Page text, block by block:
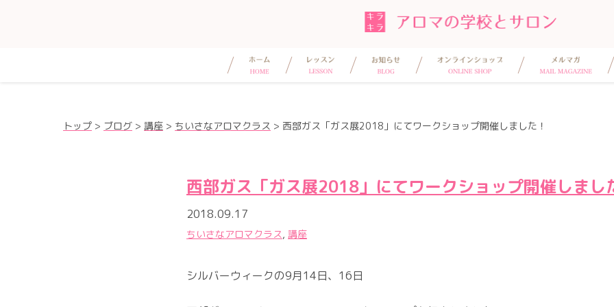
トップ > ブログ > 講座 > ちいさなアロマクラス > 西部ガス「ガス展2018」にてワークショップ開催しました！
西部ガス「ガス展2018」にてワークショップ開催しまし
2018.09.17
ちいさなアロマクラス, 講座
シルバーウィークの9月14日、16日